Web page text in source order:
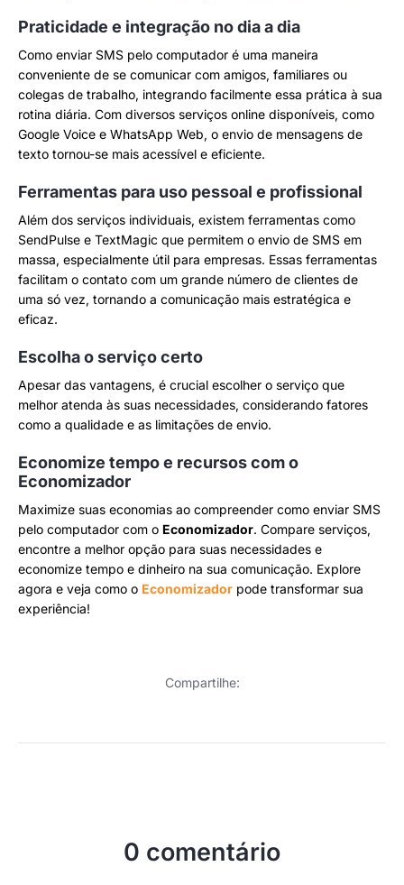
Praticidade e integração no dia a dia
Como enviar SMS pelo computador é uma maneira
conveniente de se comunicar com amigos, familiares ou
colegas de trabalho, integrando facilmente essa prática à sua
rotina diária. Com diversos serviços online disponíveis, como
Google Voice e WhatsApp Web, o envio de mensagens de
texto tornou-se mais acessível e eficiente.
Ferramentas para uso pessoal e profissional
Além dos serviços individuais, existem ferramentas como
SendPulse e TextMagic que permitem o envio de SMS em
massa, especialmente útil para empresas. Essas ferramentas
facilitam o contato com um grande número de clientes de
uma só vez, tornando a comunicação mais estratégica e
eficaz.
Escolha o serviço certo
Apesar das vantagens, é crucial escolher o serviço que
melhor atenda às suas necessidades, considerando fatores
como a qualidade e as limitações de envio.
Economize tempo e recursos com o
Economizador
Maximize suas economias ao compreender como enviar SMS
pelo computador com o Economizador. Compare serviços,
encontre a melhor opção para suas necessidades e
economize tempo e dinheiro na sua comunicação. Explore
agora e veja como o Economizador pode transformar sua
experiência!
Compartilhe:
0 comentário